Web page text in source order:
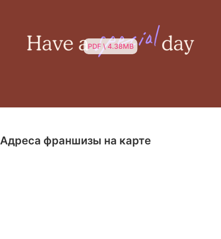
PDF \ 4.38MB
Адреса франшизы на карте